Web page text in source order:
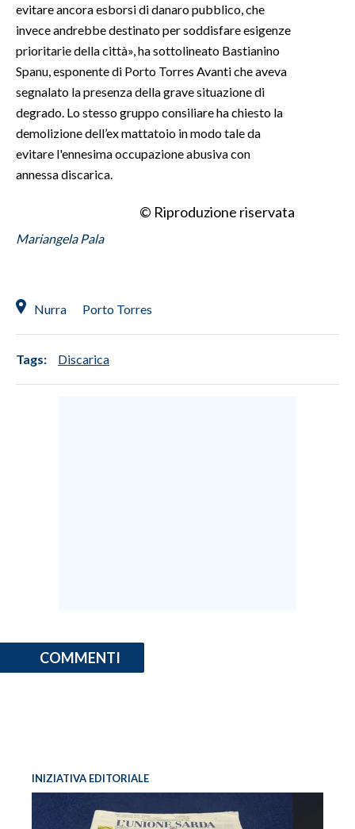
evitare ancora esborsi di danaro pubblico, che
invece andrebbe destinato per soddisfare esigenze
prioritarie della città», ha sottolineato Bastianino
Spanu, esponente di Porto Torres Avanti che aveva
segnalato la presenza della grave situazione di
degrado. Lo stesso gruppo consiliare ha chiesto la
demolizione dell’ex mattatoio in modo tale da
evitare l'ennesima occupazione abusiva con
annessa discarica.
© Riproduzione riservata
Mariangela Pala
Nurra Porto Torres
Tags: Discarica
COMMENTI
INIZIATIVA EDITORIALE